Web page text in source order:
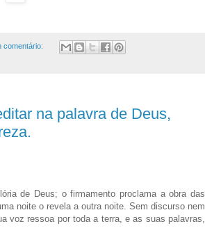
comentário:
na palavra de Deus,
de Deus; o firmamento proclama a obra das
noite o revela a outra noite. Sem discurso nem
voz ressoa por toda a terra, e as suas palavras,